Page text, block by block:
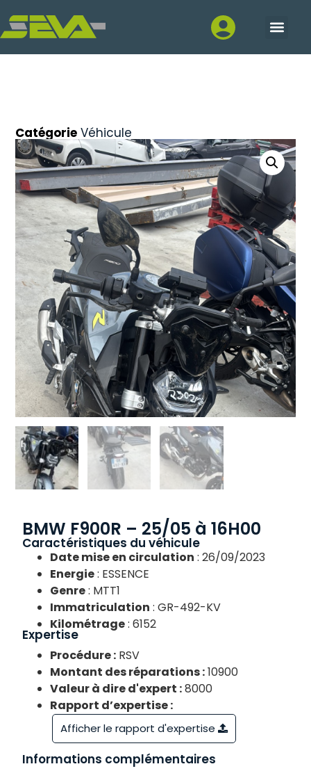
Catégorie Véhicule
BMW F900R – 25/05 à 16H00
Caractéristiques du véhicule
Date mise en circulation : 26/09/2023
Energie: ESSENCE
Genre: MTT1
Immatriculation : GR-492-KV
Kilométrage: 6152
Expertise
Procédure : RSV
Montant des réparations :10900
Valeur à dire d'expert :8000
Rapport d’expertise :
Afficher le rapport d'expertise
Informations complémentaires